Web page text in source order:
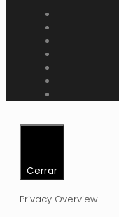
Cerrar
Privacy Overview